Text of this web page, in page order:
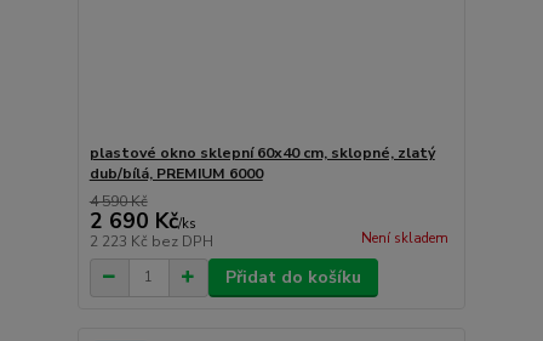
plastové okno sklepní 60x40 cm, sklopné, zlatý
dub/bílá, PREMIUM 6000
4 590 Kč
2 690 Kč/ks
2 223 Kč bez DPH Není skladem
Přidat do košíku